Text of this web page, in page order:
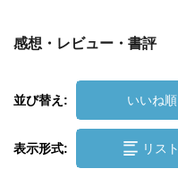
感想・レビュー・書評
並び替え: いいね順
表示形式: リスト